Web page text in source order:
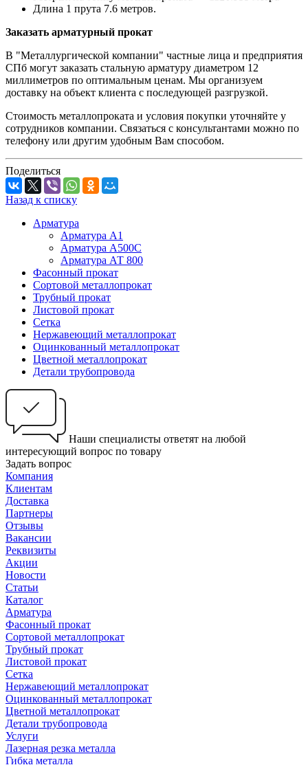
Длина 1 прута 7.6 метров.
Заказать арматурный прокат
В "Металлургической компании" частные лица и предприятия
СПб могут заказать стальную арматуру диаметром 12
миллиметров по оптимальным ценам. Мы организуем
доставку на объект клиента с последующей разгрузкой.
Стоимость металлопроката и условия покупки уточняйте у
сотрудников компании. Связаться с консультантами можно по
телефону или другим удобным Вам способом.
Поделиться
Назад к списку
Арматура
Арматура А1
Арматура А500С
Арматура АТ 800
Фасонный прокат
Сортовой металлопрокат
Трубный прокат
Листовой прокат
Сетка
Нержавеющий металлопрокат
Оцинкованный металлопрокат
Цветной металлопрокат
Детали трубопровода
Наши специалисты ответят на любой
интересующий вопрос по товару
Задать вопрос
Компания
Клиентам
Доставка
Партнеры
Отзывы
Вакансии
Реквизиты
Акции
Новости
Статьи
Каталог
Арматура
Фасонный прокат
Сортовой металлопрокат
Трубный прокат
Листовой прокат
Сетка
Нержавеющий металлопрокат
Оцинкованный металлопрокат
Цветной металлопрокат
Детали трубопровода
Услуги
Лазерная резка металла
Гибка металла